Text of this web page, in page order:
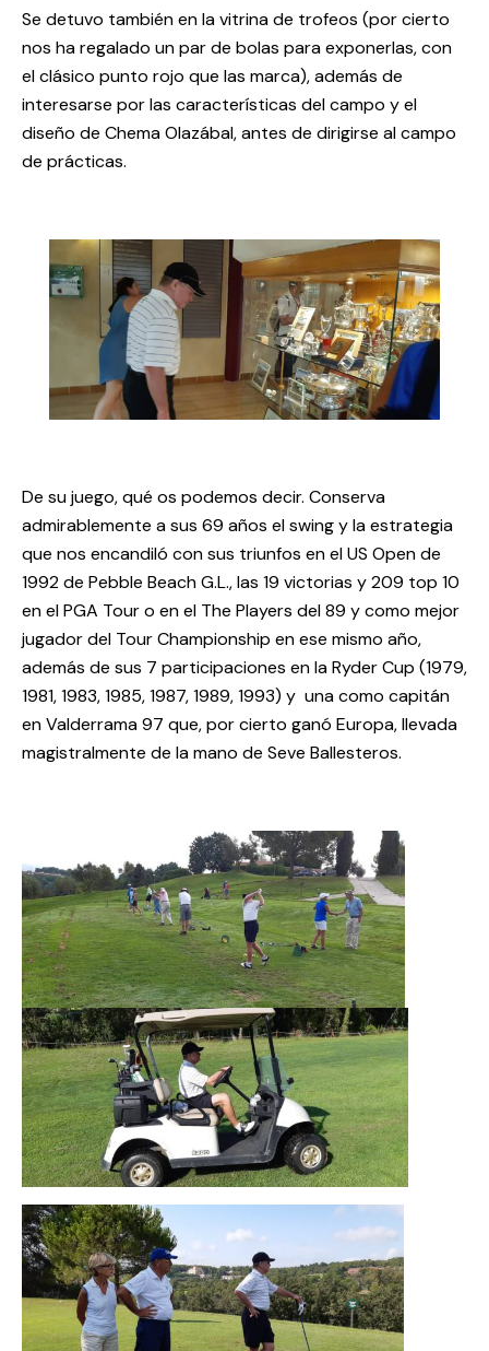
Se detuvo también en la vitrina de trofeos (por cierto
nos ha regalado un par de bolas para exponerlas, con
el clásico punto rojo que las marca), además de
interesarse por las características del campo y el
diseño de Chema Olazábal, antes de dirigirse al campo
de prácticas.
De su juego, qué os podemos decir. Conserva
admirablemente a sus 69 años el swing y la estrategia
que nos encandiló con sus triunfos en el US Open de
1992 de Pebble Beach G.L., las 19 victorias y 209 top 10
en el PGA Tour o en el The Players del 89 y como mejor
jugador del Tour Championship en ese mismo año,
además de sus 7 participaciones en la Ryder Cup (1979,
1981, 1983, 1985, 1987, 1989, 1993) y una como capitán
en Valderrama 97 que, por cierto ganó Europa, llevada
magistralmente de la mano de Seve Ballesteros.